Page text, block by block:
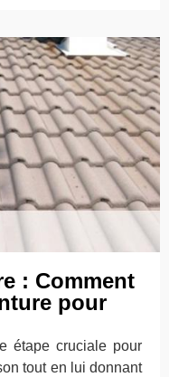
: Comment
pour
étape cruciale pour
tout en lui donnant